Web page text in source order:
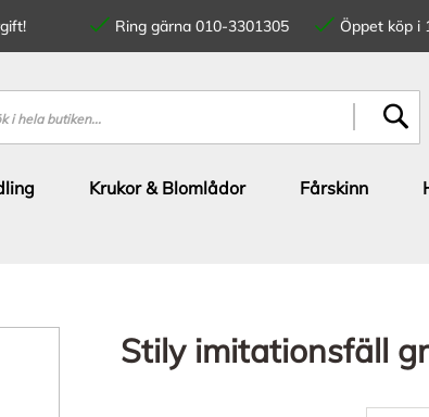
Ring gärna 010-3301305
Öppet köp i
Krukor & Blomlådor Fårskinn
Stily imitationsfäll